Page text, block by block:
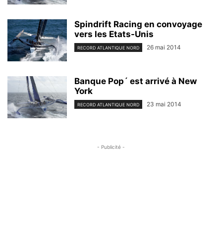
Spindrift Racing en convoyage
vers les Etats-Unis
RECORD ATLANTIQUE NORD 26 mai 2014
Banque Pop´ est arrivé à New
York
RECORD ATLANTIQUE NORD 23 mai 2014
- Publicité -